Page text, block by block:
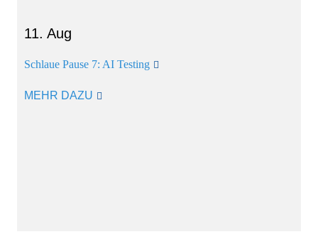
11. Aug
Schlaue Pause 7: AI Testing
MEHR DAZU